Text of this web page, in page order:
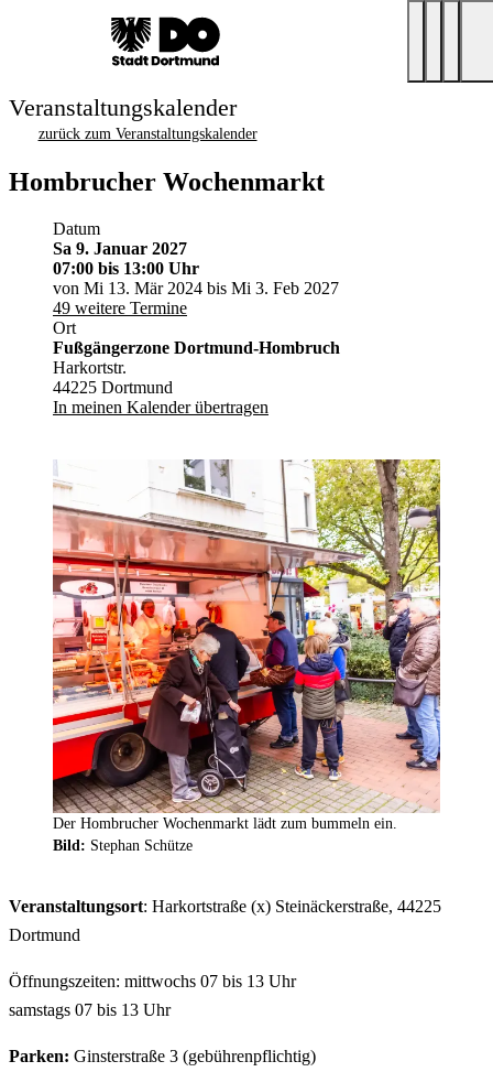
Veranstaltungskalender
zurück zum Veranstaltungskalender
Hombrucher Wochenmarkt
Datum
Sa 9. Januar 2027
07:00 bis 13:00 Uhr
von Mi 13. Mär 2024 bis Mi 3. Feb 2027
49 weitere Termine
Ort
Fußgängerzone Dortmund-Hombruch
Harkortstr.
44225 Dortmund
In meinen Kalender übertragen
Der Hombrucher Wochenmarkt lädt zum bummeln ein.
Bild: Stephan Schütze
Veranstaltungsort: Harkortstraße (x) Steinäckerstraße, 44225
Dortmund
Öffnungszeiten: mittwochs 07 bis 13 Uhr
samstags 07 bis 13 Uhr
Parken: Ginsterstraße 3 (gebührenpflichtig)